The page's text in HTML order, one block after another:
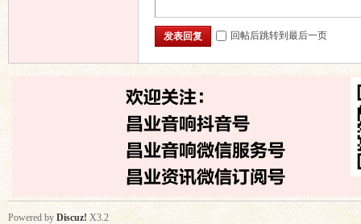
发表回复 回帖后跳转到最后一页
Powered by Discuz! X3.2